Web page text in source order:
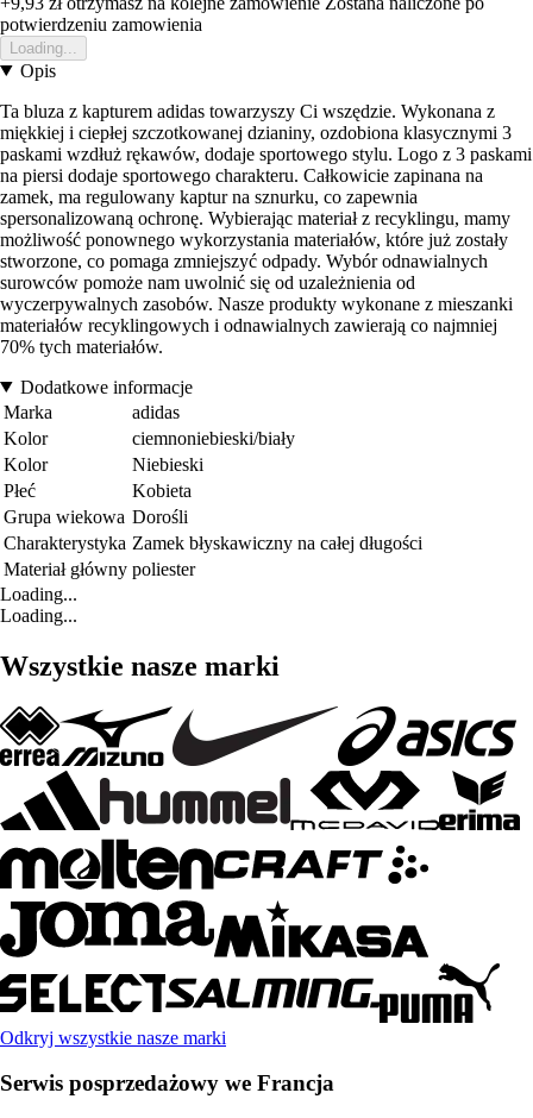
potwierdzeniu zamowienia
Loading...
Opis
Ta bluza z kapturem adidas towarzyszy Ci wszędzie. Wykonana z
miękkiej i ciepłej szczotkowanej dzianiny, ozdobiona klasycznymi 3
paskami wzdłuż rękawów, dodaje sportowego stylu. Logo z 3 paskami
na piersi dodaje sportowego charakteru. Całkowicie zapinana na
zamek, ma regulowany kaptur na sznurku, co zapewnia
spersonalizowaną ochronę. Wybierając materiał z recyklingu, mamy
możliwość ponownego wykorzystania materiałów, które już zostały
stworzone, co pomaga zmniejszyć odpady. Wybór odnawialnych
surowców pomoże nam uwolnić się od uzależnienia od
wyczerpywalnych zasobów. Nasze produkty wykonane z mieszanki
materiałów recyklingowych i odnawialnych zawierają co najmniej
70% tych materiałów.
Dodatkowe informacje
Marka
adidas
Kolor
ciemnoniebieski/biały
Kolor
Niebieski
Płeć
Kobieta
Grupa wiekowa Dorośli
Charakterystyka Zamek błyskawiczny na całej długości
Materiał główny poliester
Loading...
Loading...
Wszystkie nasze marki
Odkryj wszystkie nasze marki
Serwis posprzedażowy we Francja